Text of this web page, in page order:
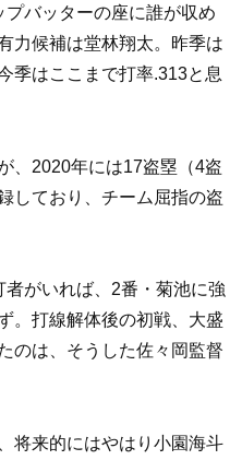
バッターの座に誰が収め
力候補は堂林翔太。昨季は
季はここまで打率.313と息
、2020年には17盗塁（4盗
しており、チーム屈指の盗
がいれば、2番・菊池に強
。打線解体後の初戦、大盛
のは、そうした佐々岡監督
将来的にはやはり小園海斗